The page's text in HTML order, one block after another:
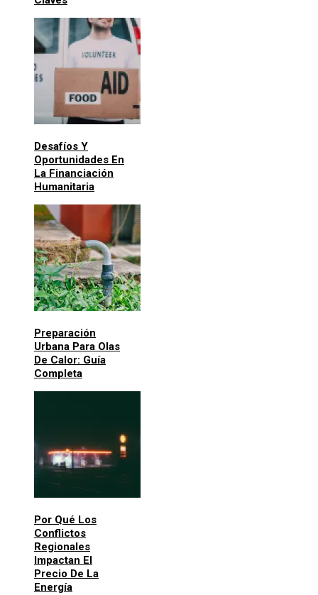
Desafíos Y
Oportunidades En
La Financiación
Humanitaria
Preparación
Urbana Para Olas
De Calor: Guía
Completa
Por Qué Los
Conflictos
Regionales
Impactan El
Precio De La
Energía